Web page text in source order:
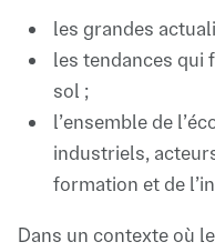
les grandes
les tendances qui
sol ;
l’ensemble de
industriels,
formation et de
Dans un contexte où